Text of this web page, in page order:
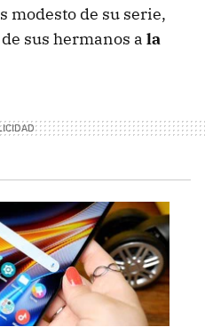
modesto de su serie,
sus hermanos a la